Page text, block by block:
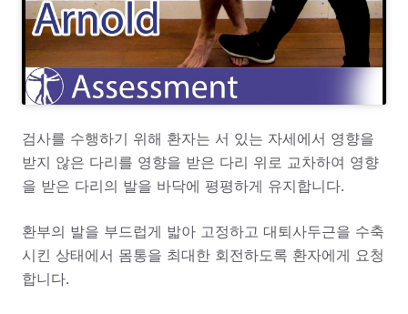
검사를 수행하기 위해 환자는 서 있는 자세에서 영향을
받지 않은 다리를 영향을 받은 다리 위로 교차하여 영향
을 받은 다리의 발을 바닥에 평평하게 유지합니다.
환부의 발을 부드럽게 밟아 고정하고 대퇴사두근을 수축
시킨 상태에서 몸통을 최대한 회전하도록 환자에게 요청
합니다.